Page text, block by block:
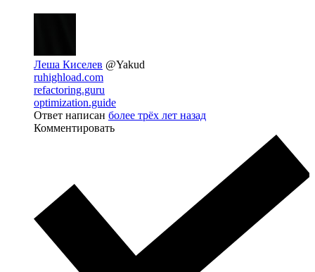
Леша Киселев @Yakud
ruhighload.com
refactoring.guru
optimization.guide
Ответ написан более трёх лет назад
Комментировать